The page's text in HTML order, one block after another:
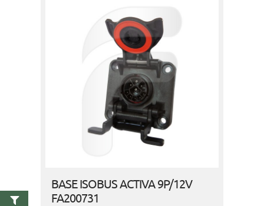
BASE ISOBUS ACTIVA 9P/12V
FA200731